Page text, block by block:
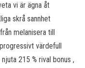
vi är ägna åt
skrå sannhet
melanisera till
värdefull
215 % rival bonus ,